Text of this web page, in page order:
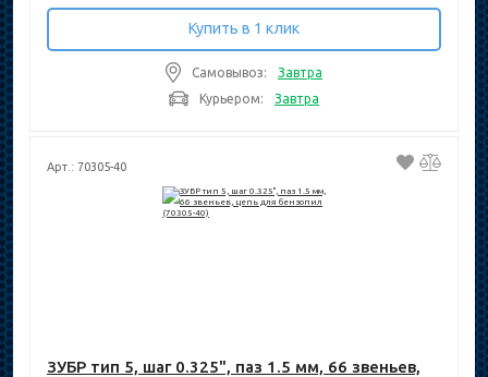
Купить в 1 клик
Самовывоз:
Завтра
Курьером:
Завтра
Арт.: 70305-40
ЗУБР тип 5, шаг 0.325", паз 1.5 мм, 66 звеньев,